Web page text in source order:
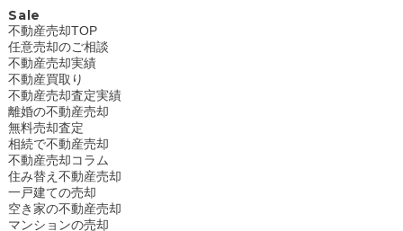
Sale
不動産売却TOP
任意売却のご相談
不動産売却実績
不動産買取り
不動産売却査定実績
離婚の不動産売却
無料売却査定
相続で不動産売却
不動産売却コラム
住み替え不動産売却
一戸建ての売却
空き家の不動産売却
マンションの売却